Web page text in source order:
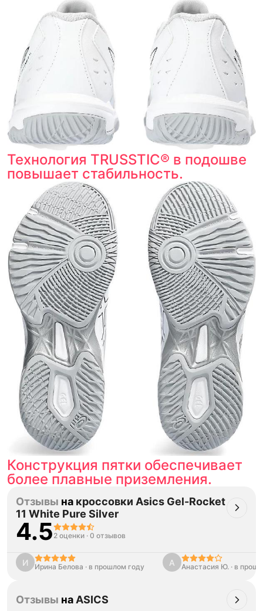
Технология TRUSSTIC® в подошве
повышает стабильность.
Конструкция пятки обеспечивает
более плавные приземления.
Отзывы на кроссовки Asics Gel-Rocket
11 White Pure Silver
4.5 2 оценки · 0 отзывов
И Ирина Белова · в прошлом году А Анастасия Ю. · в
Отзывы на ASICS